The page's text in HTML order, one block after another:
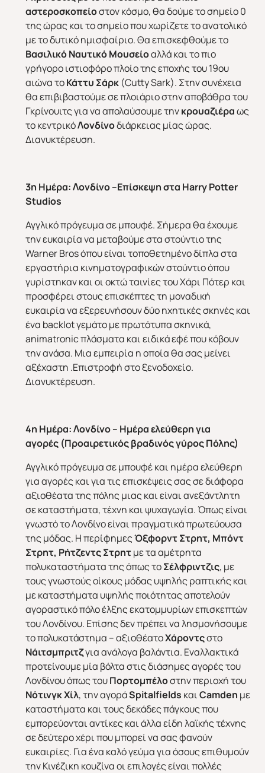
αστεροσκοπείοστον κόσμο, θα δούμε το σημείο 0
της ώρας και το σημείο που χωρίζετε το ανατολικό
με το δυτικό ημισφαίριο. Θα επισκεφθούμε το
Βασιλικό Ναυτικό Μουσείοαλλά και το πιο
γρήγορο ιστιοφόρο πλοίο της εποχής του 19ου
αιώνα τοΚάττυ Σάρκ(Cutty Sark). Στην συνέχεια
θα επιβιβαστούμε σε πλοιάριο στην αποβάθρα του
Γκρίνουιτς για να απολαύσουμε τηνκρουαζιέραως
το κεντρικόΛονδίνοδιάρκειας μίας ώρας.
Διανυκτέρευση.
3η Ημέρα:Λονδίνο –Επίσκεψη στα HarryPotter
Studios
Αγγλικό πρόγευμα σε μπουφέ. Σήμερα θα έχουμε
την ευκαιρία να μεταβούμε στα στούντιο της
Warner Bros όπου είναι τοποθετημένο δίπλα στα
εργαστήρια κινηματογραφικών στούντιο όπου
γυρίστηκαν και οι οκτώ ταινίες του Χάρι Πότερ και
προσφέρει στους επισκέπτες τη μοναδική
ευκαιρία να εξερευνήσουν δύο ηχητικές σκηνές και
ένα backlot γεμάτο με πρωτότυπα σκηνικά,
animatronic πλάσματα και ειδικά εφέ που κόβουν
την ανάσα. Μια εμπειρία η οποία θα σας μείνει
αξέχαστη .Επιστροφή στο ξενοδοχείο.
Διανυκτέρευση.
4η Ημέρα:Λονδίνο – Ημέρα ελεύθερη για
αγορές (Προαιρετικός βραδινός γύρος Πόλης)
Αγγλικό πρόγευμα σε μπουφέ και ημέρα ελεύθερη
για αγορές και για τις επισκέψεις σας σε διάφορα
αξιοθέατα της πόλης μιας και είναι ανεξάντλητη
σε καταστήματα, τέχνη και ψυχαγωγία. Όπως είναι
γνωστό το Λονδίνο είναι πραγματικά πρωτεύουσα
της μόδας. Η περίφημεςΌξφορντ Στρητ, Μπόντ
Στρητ, Ρήτζεντς Στρητ με τα αμέτρητα
πολυκαταστήματα της όπως τοΣέλφριντζις, με
τους γνωστούς οίκους μόδας υψηλής ραπτικής και
με καταστήματα υψηλής ποιότητας αποτελούν
αγοραστικό πόλο έλξης εκατομμυρίων επισκεπτών
του Λονδίνου. Επίσης δεν πρέπει να λησμονήσουμε
το πολυκατάστημα – αξιοθέατοΧάροντςστο
Νάιτσμπριτζγια ανάλογα βαλάντια. Εναλλακτικά
προτείνουμε μία βόλτα στις διάσημες αγορές του
Λονδίνου όπως τουΠορτομπέλοστην περιοχή του
Νότινγκ Χίλ, την αγοράSpitalfields καιCamden με
καταστήματα και τους δεκάδες πάγκους που
εμπορεύονται αντίκες και άλλα είδη λαϊκής τέχνης
σε δεύτερο χέρι που μπορεί να σας φανούν
ευκαιρίες. Για ένα καλό γεύμα για όσους επιθυμούν
την Κινέζικη κουζίνα οι επιλογές είναι πολλές